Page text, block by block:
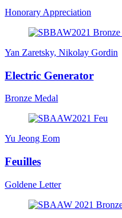
Honorary Appreciation
Yan Zaretsky, Nikolay Gordin
Electric Generator
Bronze Medal
Yu Jeong Eom
Feuilles
Goldene Letter